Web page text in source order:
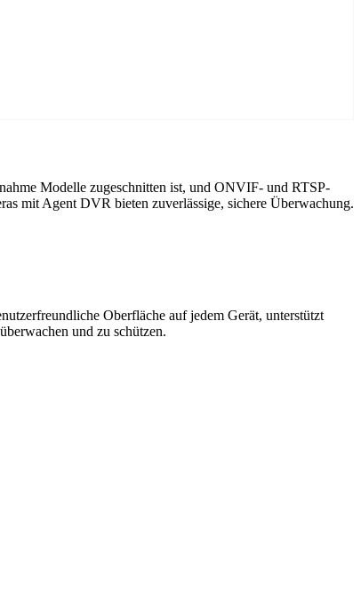
Modelle zugeschnitten ist, und ONVIF- und RTSP-
mit Agent DVR bieten zuverlässige, sichere Überwachung.
Oberfläche auf jedem Gerät, unterstützt
und zu schützen.